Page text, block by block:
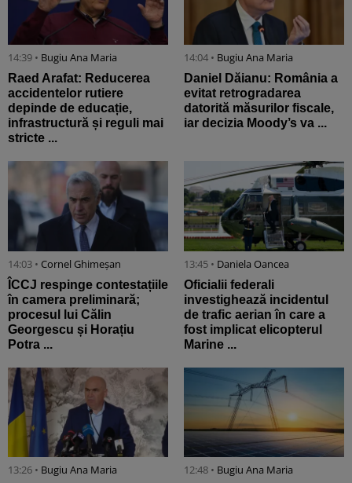
14:39 • Bugiu ⁠Ana Maria
Raed Arafat: Reducerea
accidentelor rutiere
depinde de educație,
infrastructură și reguli mai
stricte ...
14:04 • Bugiu ⁠Ana Maria
Daniel Dăianu: România a
evitat retrogradarea
datorită măsurilor fiscale,
iar decizia Moody’s va ...
14:03 • Cornel Ghimeșan
ÎCCJ respinge contestațiile
în camera preliminară;
procesul lui Călin
Georgescu și Horațiu
Potra ...
13:45 • Daniela Oancea
Oficialii federali
investighează incidentul
de trafic aerian în care a
fost implicat elicopterul
Marine ...
13:26 • Bugiu ⁠Ana Maria 12:48 • Bugiu ⁠Ana Maria